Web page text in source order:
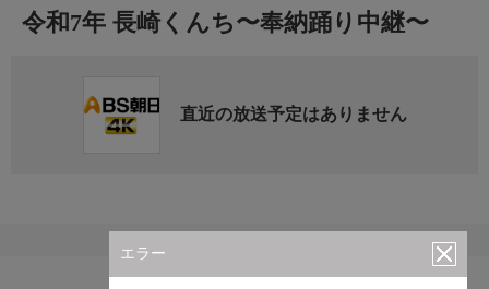
エラー
令和7年 長崎くんち〜奉納踊り中継〜
直近の放送予定はありません